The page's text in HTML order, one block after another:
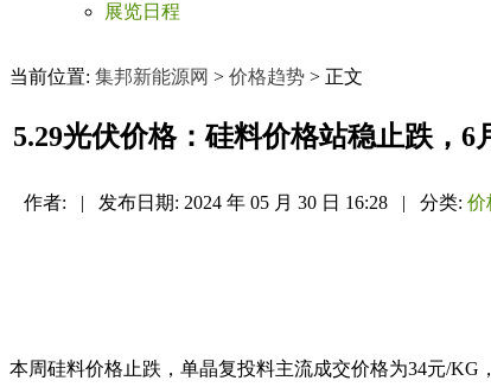
展览日程
当前位置: 集邦新能源网 > 价格趋势 > 正文
5.29光伏价格：硅料价格站稳止跌，6
作者: | 发布日期: 2024 年 05 月 30 日 16:28 | 分类: 价
本周硅料价格止跌，单晶复投料主流成交价格为34元/KG